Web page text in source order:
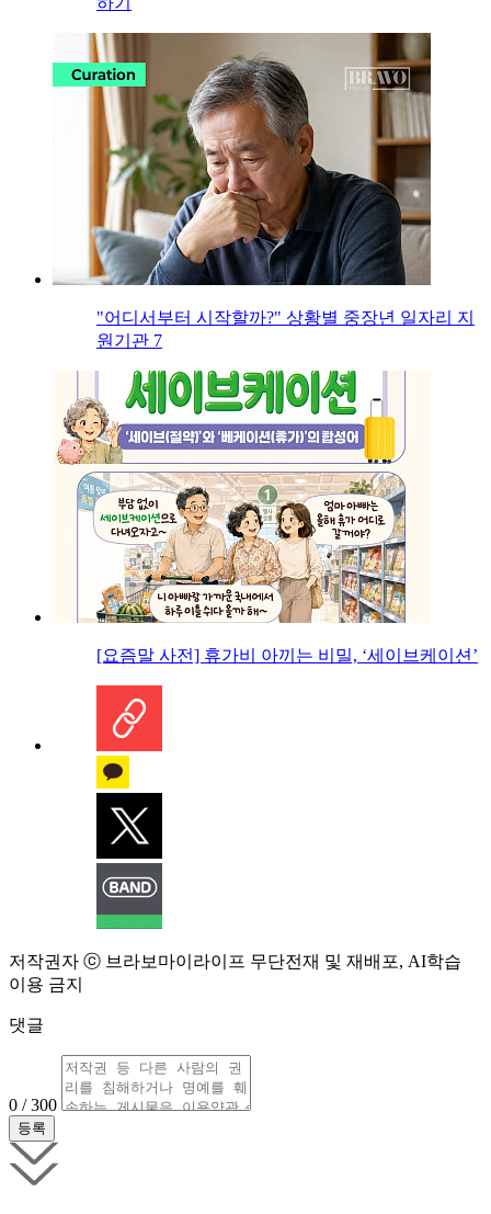
"어디서부터 시작할까?" 상황별 중장년 일자리 지
원기관 7
[요즘말 사전] 휴가비 아끼는 비밀, ‘세이브케이션’
저작권자 ⓒ 브라보마이라이프 무단전재 및 재배포, AI학습
이용 금지
댓글
0 / 300